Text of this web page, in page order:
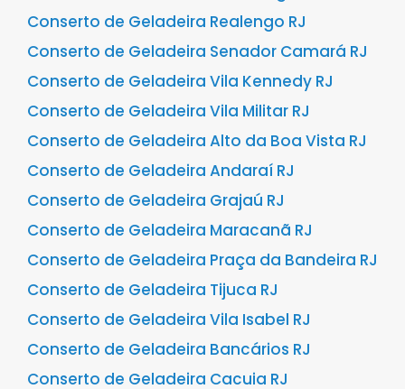
Conserto de Geladeira Realengo RJ
Conserto de Geladeira Senador Camará RJ
Conserto de Geladeira Vila Kennedy RJ
Conserto de Geladeira Vila Militar RJ
Conserto de Geladeira Alto da Boa Vista RJ
Conserto de Geladeira Andaraí RJ
Conserto de Geladeira Grajaú RJ
Conserto de Geladeira Maracanã RJ
Conserto de Geladeira Praça da Bandeira RJ
Conserto de Geladeira Tijuca RJ
Conserto de Geladeira Vila Isabel RJ
Conserto de Geladeira Bancários RJ
Conserto de Geladeira Cacuia RJ